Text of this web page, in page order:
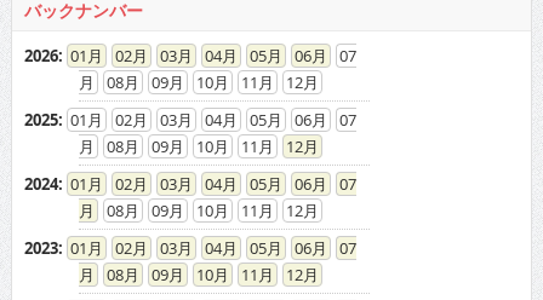
バックナンバー
2026: 01 02 03 04 05 06
07
08
09 10 11
12
2025: 01 02 03 04 05 06
07
08
09 10 11
12
2024: 01 02 03 04 05 06
07
08
09 10 11
12
2023: 01 02 03 04 05 06
07
08
09 10 11
12